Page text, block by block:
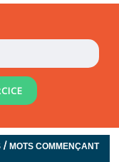
/MOTS COMMENÇANT